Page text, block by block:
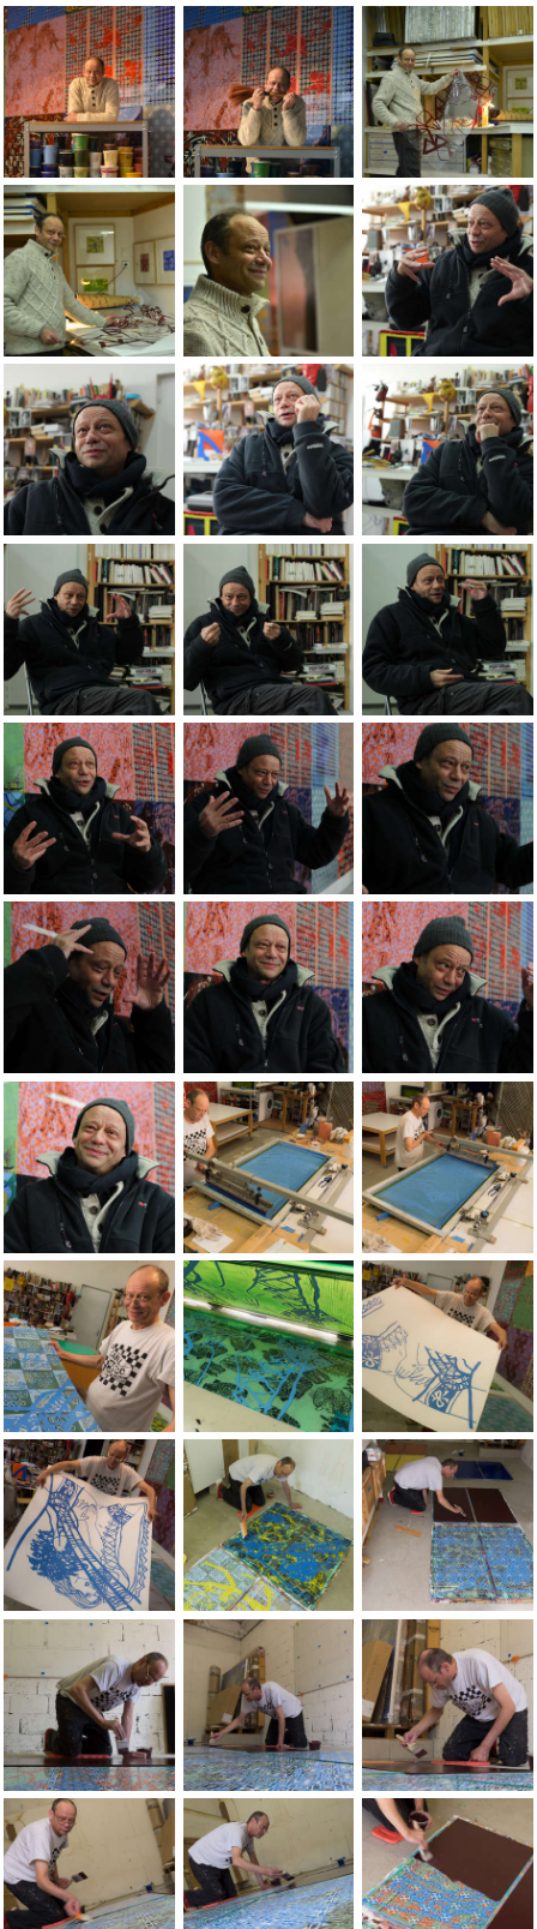
Portrait de Jean-Pierre sergent par Magali Teyssier,
Portrait de Jean-Pierre sergent par
Portrait de Jean-
Portrait de Jean-Pierre sergent par Magali Teyssier,
Portrait de Jean-Pierre sergent par
Portrait de Jean-
Portrait de Jean-Pierre sergent par Magali Teyssier,
Portrait de Jean-Pierre sergent par
Jean-Pierre
Jean-Pierre Sergent, portraits in the studio by Jeanne Devis,
Jean-Pierre Sergent, portraits in the
Jean-Pierre
Jean-Pierre Sergent, portraits in the studio by Jeanne Devis,
Jean-Pierre Sergent, portraits in the
Jean-Pierre
Jean-Pierre Sergent, portraits in the studio by Jeanne Devis,
Jean-Pierre Sergent, portraits in the
Jean-Pierre
Jean-Pierre Sergent, portraits in the studio by Jeanne Devis,
Jean-Pierre Sergent, portraits in the
Jean-Pierre
Jean-Pierre Sergent, portraits in the studio by Jeanne Devis,
Portraits of the artist Jean-Pierre
Portraits of the
Portraits of the artist Jean-Pierre Sergent, by ÃÂ©Lionel
Portraits of the artist Jean-Pierre
Portraits of the
Portraits of the artist Jean-Pierre Sergent, by ÃÂ©Lionel
Portraits of the artist Jean-Pierre
Portraits of the
Portraits of the artist Jean-Pierre Sergent, by ÃÂ©Lionel
Portraits of the artist Jean-Pierre
Portraits of the